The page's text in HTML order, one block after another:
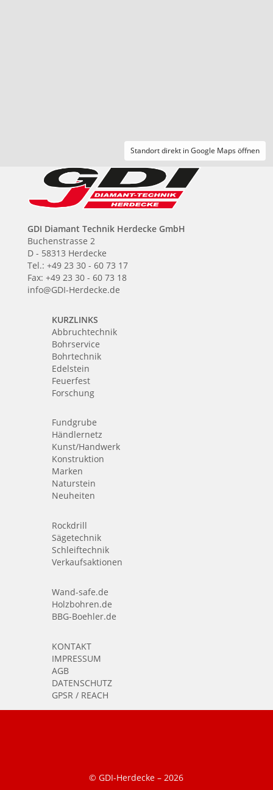
Standort direkt in Google Maps öffnen
GDI Diamant Technik Herdecke GmbH
Buchenstrasse 2
D - 58313 Herdecke
Tel.: +49 23 30 - 60 73 17
Fax: +49 23 30 - 60 73 18
info@GDI-Herdecke.de
KURZLINKS
Abbruchtechnik
Bohrservice
Bohrtechnik
Edelstein
Feuerfest
Forschung
Fundgrube
Händlernetz
Kunst/Handwerk
Konstruktion
Marken
Naturstein
Neuheiten
Rockdrill
Sägetechnik
Schleiftechnik
Verkaufsaktionen
Wand-safe.de
Holzbohren.de
BBG-Boehler.de
KONTAKT
IMPRESSUM
AGB
DATENSCHUTZ
GPSR / REACH
© GDI-Herdecke – 2026